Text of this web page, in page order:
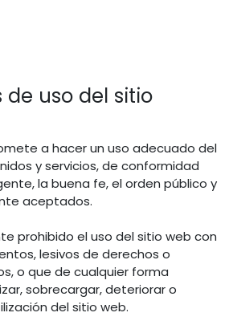
uso del sitio
a hacer un uso adecuado del
y servicios, de conformidad
la buena fe, el orden público y
aceptados.
prohibido el uso del sitio web con
lesivos de derechos o
o que de cualquier forma
sobrecargar, deteriorar o
del sitio web.